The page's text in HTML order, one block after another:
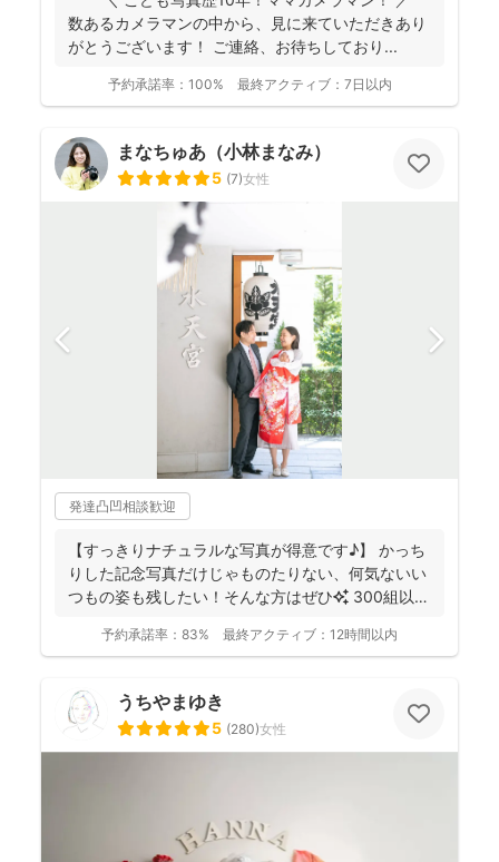
数あるカメラマンの中から、見に来ていただきあり
がとうございます！ ご連絡、お待ちしており...
予約承諾率： 100% 最終アクティブ： 7日以内
まなちゅあ（小林まなみ）
5 (7)女性
発達凸凹相談歓迎
【すっきりナチュラルな写真が得意です♪】 かっち
りした記念写真だけじゃものたりない、何気ないい
つもの姿も残したい！そんな方はぜひ✨️ 300組以上
予約承諾率： 83% 最終アクティブ： 12時間以内
うちやまゆき
5 (280)女性